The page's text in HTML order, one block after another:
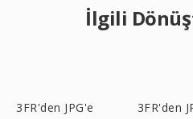
İlgili
3FR'den JPG'e 3FR'den